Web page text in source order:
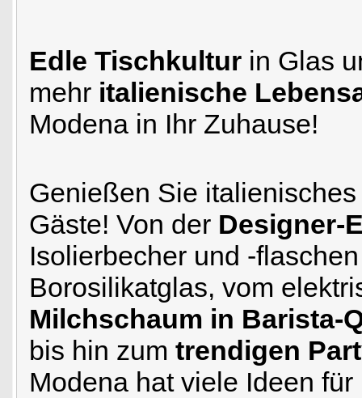
Edle Tischkultur in Glas
mehr italienische
Modena in Ihr Zuhause!
Genießen Sie
Gäste! Von der Designer-
Isolierbecher und -
Borosilikatglas, vom
Milchschaum in Barista-
bis hin zum trendigen
Modena hat viele Ideen